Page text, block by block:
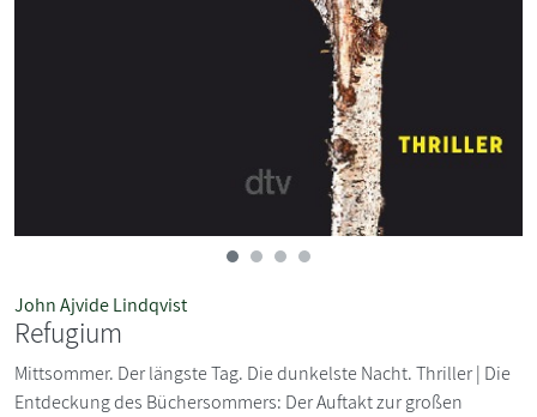
John Ajvide Lindqvist
Refugium
Mittsommer. Der längste Tag. Die dunkelste Nacht. Thriller | Die
Entdeckung des Büchersommers: Der Auftakt zur großen